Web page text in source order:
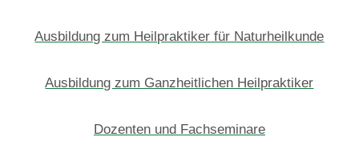
Ausbildung zum Heilpraktiker für Naturheilkunde
Ausbildung zum Ganzheitlichen Heilpraktiker
Dozenten und Fachseminare